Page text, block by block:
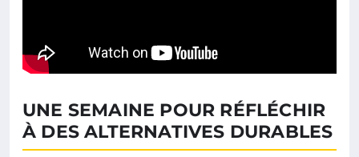
UNE SEMAINE POUR RÉFLÉCHIR
À DES ALTERNATIVES DURABLES